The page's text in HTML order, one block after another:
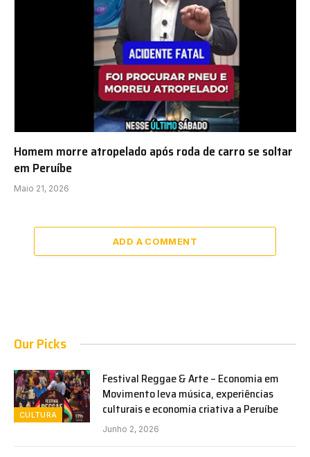
Homem morre atropelado após roda de carro se soltar
em Peruíbe
Maio 21, 2026
ADD A COMMENT
Our Picks
CULTURA
Festival Reggae & Arte – Economia em
Movimento leva música, experiências
culturais e economia criativa a Peruíbe
Junho 2, 2026